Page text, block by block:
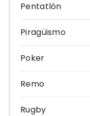
Pentatlón
Piragüismo
Poker
Remo
Rugby